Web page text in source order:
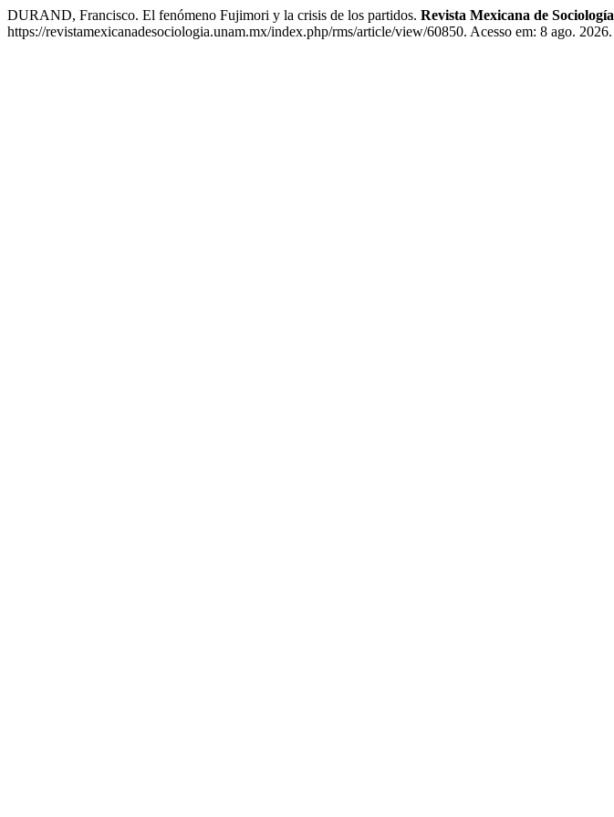
DURAND, Francisco. El fenómeno Fujimori y la crisis de los partidos. Revista Mexicana de Sociología
https://revistamexicanadesociologia.unam.mx/index.php/rms/article/view/60850. Acesso em: 8 ago. 2026.